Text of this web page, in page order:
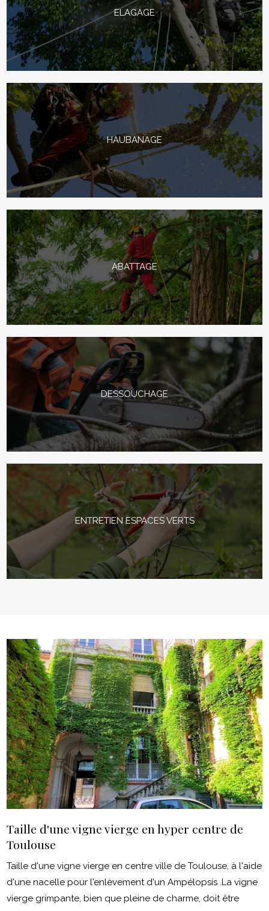
ELAGAGE
HAUBANAGE
ABATTAGE
DESSOUCHAGE
ENTRETIEN ESPACES VERTS
Taille d'une vigne vierge en hyper centre de
Toulouse
Taille d'une vigne vierge en centre ville de Toulouse, à l'aide
d'une nacelle pour l'enlèvement d'un Ampélopsis .La vigne
vierge grimpante, bien que pleine de charme, doit être